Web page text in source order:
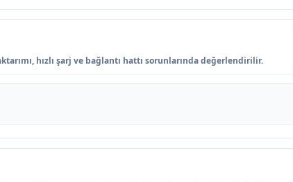
hızlı şarj ve bağlantı hattı sorunlarında değerlendirilir.